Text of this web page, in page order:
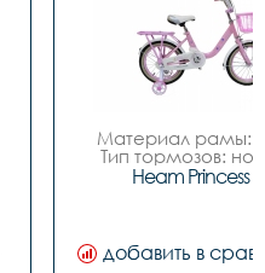
Материал рамы:
Тип тормозов:
Диаметр
Задний
-
Heam Princess
добавить в